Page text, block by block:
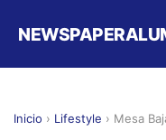
Inicio › Lifestyle › Mesa